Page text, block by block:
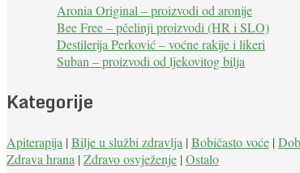
Aronia Original – proizvodi od aronije
Bee Free – pčelinji proizvodi (HR i SLO)
Destilerija Perković – voćne rakije i likeri
Suban – proizvodi od ljekovitog bilja
Kategorije
Apiterapija | Bilje u službi zdravlja | Bobičasto voće |
Zdrava hrana | Zdravo osvježenje | Ostalo